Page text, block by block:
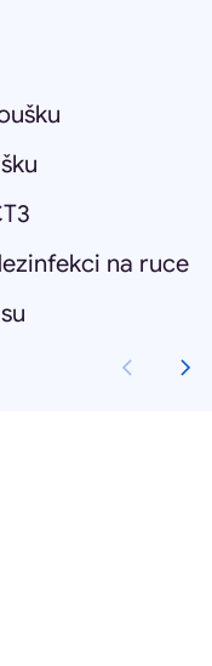
na ruce